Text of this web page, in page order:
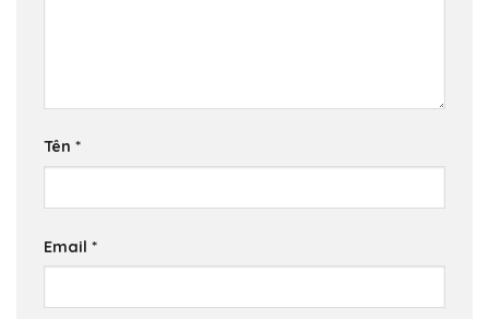
Tên *
Email *